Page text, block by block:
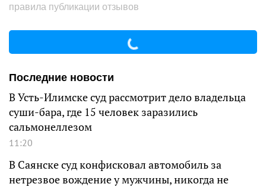
правила публикации отзывов
Последние новости
В Усть-Илимске суд рассмотрит дело владельца
суши-бара, где 15 человек заразились
сальмонеллезом
11:20
В Саянске суд конфисковал автомобиль за
нетрезвое вождение у мужчины, никогда не